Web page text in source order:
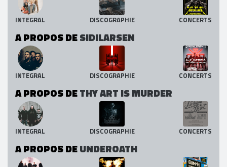
INTEGRAL DISCOGRAPHIE CONCERTS
A PROPOS DESIDILARSEN
INTEGRAL DISCOGRAPHIE CONCERTS
A PROPOS DETHY ART IS MURDER
INTEGRAL DISCOGRAPHIE CONCERTS
A PROPOS DEUNDEROATH